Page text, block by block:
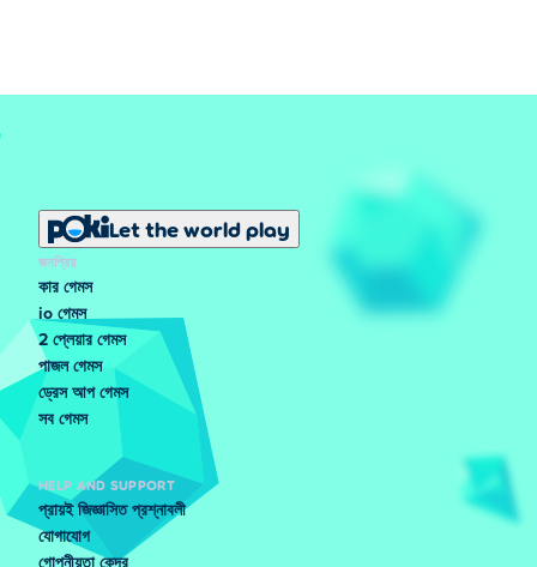
Let the world play
জনপ্রিয়
কার গেমস
io গেমস
2 প্লেয়ার গেমস
পাজল গেমস
ড্রেস আপ গেমস
সব গেমস
HELP AND SUPPORT
প্রায়ই জিজ্ঞাসিত প্রশ্নাবলী
যোগাযোগ
গোপনীয়তা কেন্দ্র